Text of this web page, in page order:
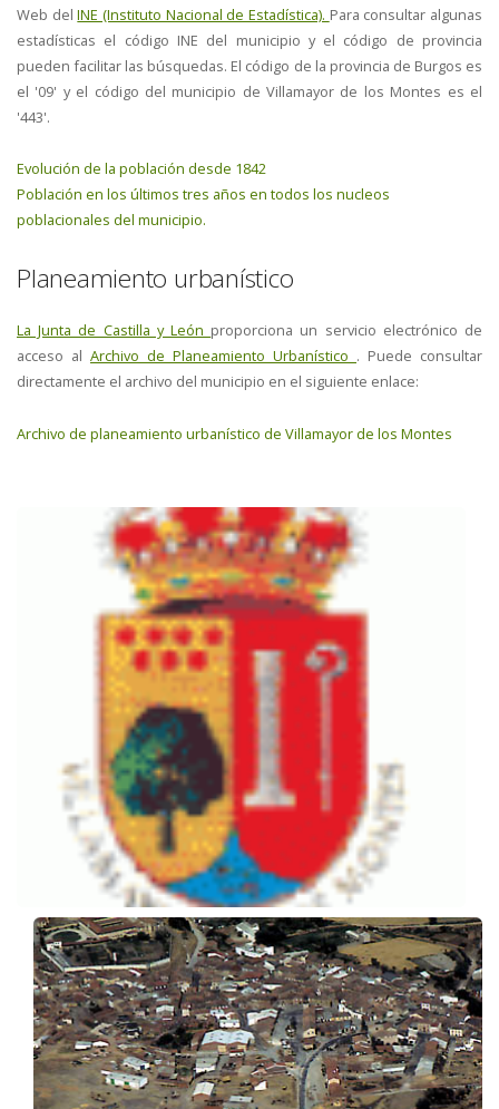
Web delINE (Instituto Nacional de Estadística). Para consultar algunas
estadísticas el código INE del municipio y el código de provincia
pueden facilitar las búsquedas. El código de la provincia de Burgos es
el '09' y el código del municipio de Villamayor de los Montes es el
'443'.
Evolución de la población desde 1842
Población en los últimos tres años en todos los nucleos
poblacionales del municipio.
Planeamiento urbanístico
La Junta de Castilla y León proporciona un servicio electrónico de
acceso al Archivo de Planeamiento Urbanístico . Puede consultar
directamente el archivo del municipio en el siguiente enlace:
Archivo de planeamiento urbanístico de Villamayor de los Montes